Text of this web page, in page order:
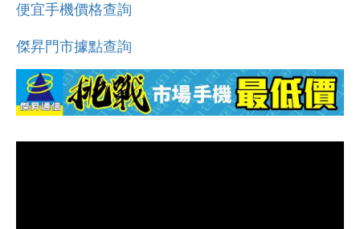
便宜手機價格查詢
傑昇門市據點查詢